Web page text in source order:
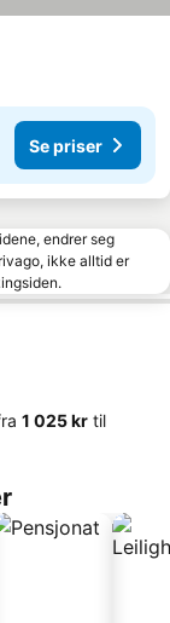
Se priser
endrer seg
ikke alltid er
‎1 025 kr til